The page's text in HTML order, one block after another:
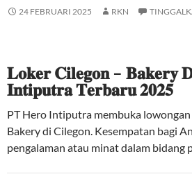
24 FEBRUARI 2025 RKN
𝐋𝐨𝐤𝐞𝐫 𝐂𝐢𝐥𝐞𝐠𝐨𝐧 – 𝐁𝐚𝐤𝐞𝐫𝐲
𝐈𝐧𝐭𝐢𝐩𝐮𝐭𝐫𝐚 𝐓𝐞𝐫𝐛𝐚𝐫𝐮 𝟐𝟎𝟐𝟓
PT Hero Intiputra membuka
Bakery di Cilegon. Kesempatan bagi
pengalaman atau minat dalam bidang